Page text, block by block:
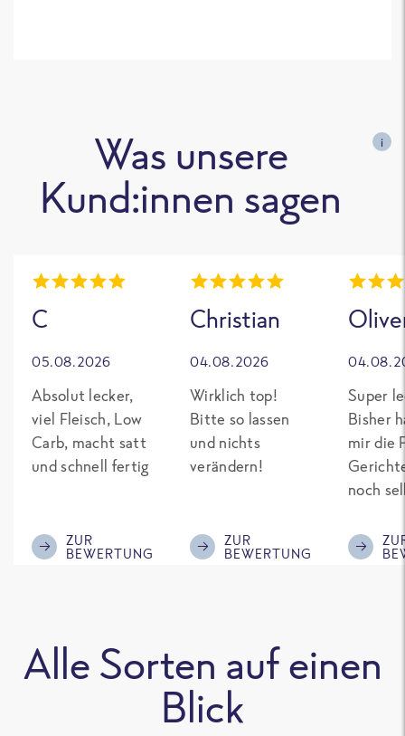
Was unsere
Kund:innen sagen
i
C
05.08.2026
Absolut lecker,
viel Fleisch, Low
Carb, macht satt
und schnell fertig
ZUR
BEWERTUNG
Christian
04.08.2026
Wirklich top!
Bitte so lassen
und nichts
verändern!
ZUR
BEWERTUNG
Super
Bisher
mir die
noch
Eiweiß.
was
Alle Sorten auf einen
Blick